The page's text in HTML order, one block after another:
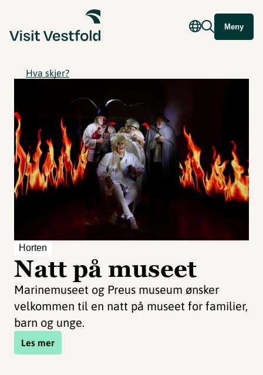
Meny
Hva skjer?
Horten
Natt på museet
Marinemuseet og Preus museum ønsker
velkommen til en natt på museet for familier,
barn og unge.
Les mer